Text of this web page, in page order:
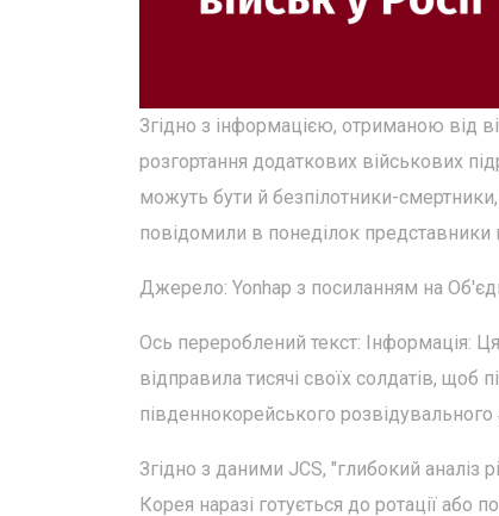
Згідно з інформацією, отриманою від
розгортання додаткових військових
можуть бути й безпілотники-
повідомили в понеділок представники
Джерело: Yonhap з посиланням на
Ось перероблений текст: Інформація:
відправила тисячі своїх солдатів,
південнокорейського розвідувального
Згідно з даними JCS, "глибокий аналіз
Корея наразі готується до ротації або